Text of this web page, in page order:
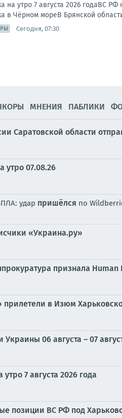
на утро 7 августа 2026 годаВС
в Чёрном мореВ Брянской
Сегодня, 07:30
МНЕНИЯ ПАБЛИКИ
Саратовской области
утро 07.08.26
удар пришёлся по
«Украина.ру»
признала
в Изюм
06 августа – 07
7 августа 2026 года
позиции ВС РФ под